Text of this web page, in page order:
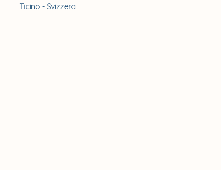
Ticino - Svizzera